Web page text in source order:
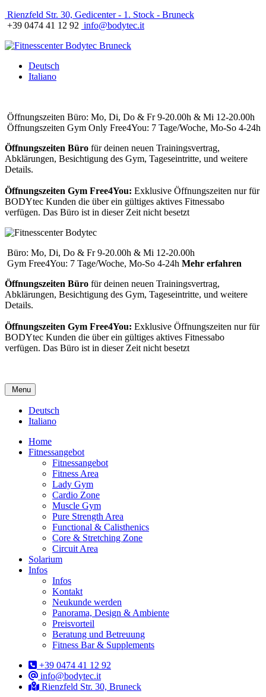
Rienzfeld Str. 30, Gedicenter - 1. Stock - Bruneck
+39 0474 41 12 92 info@bodytec.it
Deutsch
Italiano
Öffnungszeiten Büro: Mo, Di, Do & Fr 9-20.00h & Mi 12-20.00h
Öffnungszeiten Gym Only Free4You: 7 Tage/Woche, Mo-So 4-24h
Öffnungszeiten Büro für deinen neuen Trainingsvertrag,
Abklärungen, Besichtigung des Gym, Tageseintritte, und weitere
Details.
Öffnungszeiten Gym Free4You: Exklusive Öffnungszeiten nur für
BODYtec Kunden die über ein gültiges aktives Fitnessabo
verfügen. Das Büro ist in dieser Zeit nicht besetzt
Büro: Mo, Di, Do & Fr 9-20.00h & Mi 12-20.00h
Gym Free4You: 7 Tage/Woche, Mo-So 4-24h Mehr erfahren
Öffnungszeiten Büro für deinen neuen Trainingsvertrag,
Abklärungen, Besichtigung des Gym, Tageseintritte, und weitere
Details.
Öffnungszeiten Gym Free4You: Exklusive Öffnungszeiten nur für
BODYtec Kunden die über ein gültiges aktives Fitnessabo
verfügen. Das Büro ist in dieser Zeit nicht besetzt
Menu
Deutsch
Italiano
Home
Fitnessangebot
Fitnessangebot
Fitness Area
Lady Gym
Cardio Zone
Muscle Gym
Pure Strength Area
Functional & Calisthenics
Core & Stretching Zone
Circuit Area
Solarium
Infos
Infos
Kontakt
Neukunde werden
Panorama, Design & Ambiente
Preisvorteil
Beratung und Betreuung
Fitness Bar & Supplements
+39 0474 41 12 92
info@bodytec.it
Rienzfeld Str. 30, Bruneck